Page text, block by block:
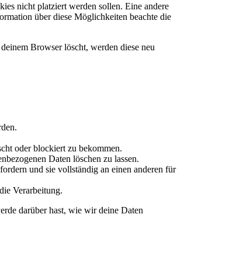
nicht platziert werden sollen. Eine andere
über diese Möglichkeiten beachte die
Browser löscht, werden diese neu
oder blockiert zu bekommen.
Daten löschen zu lassen.
und sie vollständig an einen anderen für
Verarbeitung.
darüber hast, wie wir deine Daten